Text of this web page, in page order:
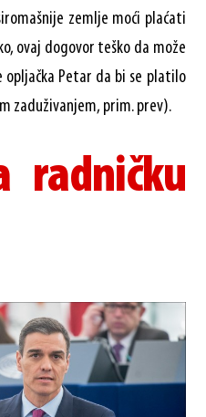
zemlje moći plaćati
ovaj dogovor teško da može
opljačka Petar da bi se platilo
zaduživanjem, prim. prev).
radničku